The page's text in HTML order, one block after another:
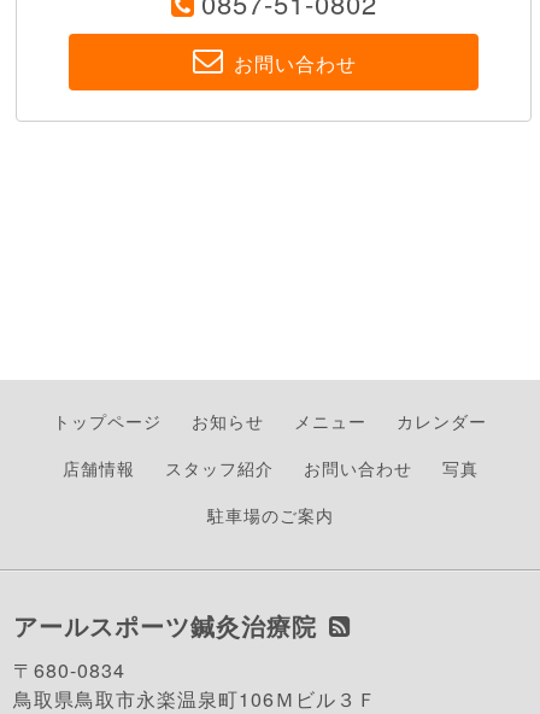
お問い合わせ
トップページ お知らせ メニュー
カレンダー
店舗情報
スタッフ紹介 お問い合わせ
写真
駐車場のご案内
アールスポーツ鍼灸治療院
〒680-0834
鳥取県鳥取市永楽温泉町106Ｍビル３Ｆ